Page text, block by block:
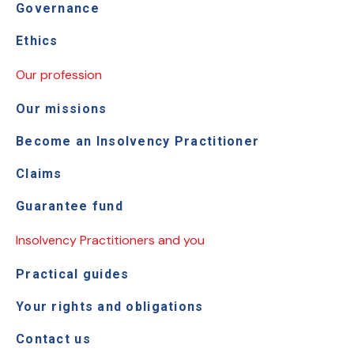
Governance
Ethics
Our profession
Our missions
Become an Insolvency Practitioner
Claims
Guarantee fund
Insolvency Practitioners and you
Practical guides
Your rights and obligations
Contact us